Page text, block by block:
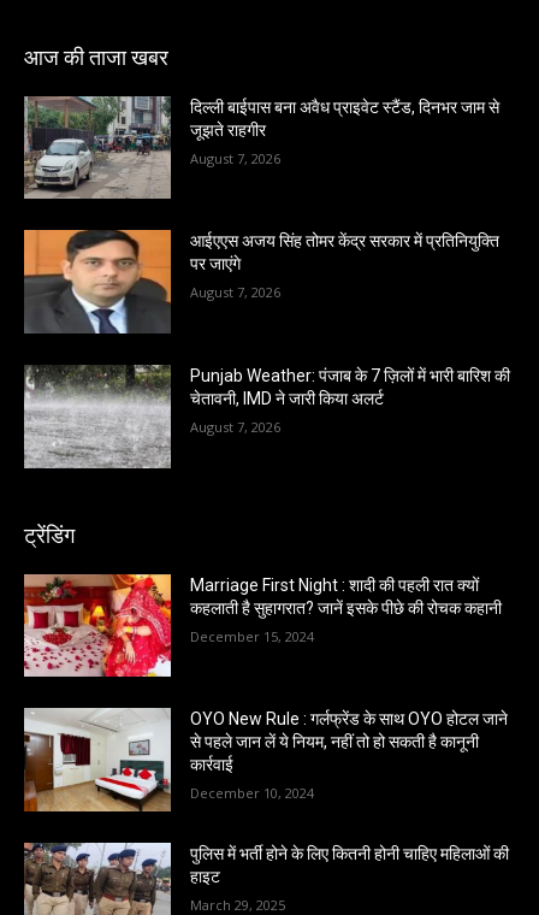
आज की ताजा खबर
दिल्ली बाईपास बना अवैध प्राइवेट स्टैंड, दिनभर जाम से
जूझते राहगीर
August 7, 2026
आईएएस अजय सिंह तोमर केंद्र सरकार में प्रतिनियुक्ति
पर जाएंगे
August 7, 2026
Punjab Weather: पंजाब के 7 ज़िलों में भारी बारिश की
चेतावनी, IMD ने जारी किया अलर्ट
August 7, 2026
ट्रेंडिंग
Marriage First Night : शादी की पहली रात क्यों
कहलाती है सुहागरात? जानें इसके पीछे की रोचक कहानी
December 15, 2024
OYO New Rule : गर्लफ्रेंड के साथ OYO होटल जाने
से पहले जान लें ये नियम, नहीं तो हो सकती है कानूनी
कार्रवाई
December 10, 2024
पुलिस में भर्ती होने के लिए कितनी होनी चाहिए महिलाओं की
हाइट
March 29, 2025